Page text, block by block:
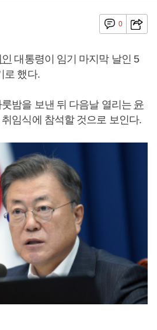
0
대통령이 임기 마지막 날인 5
로 했다.
밤을 보낸 뒤 다음날 열리는 윤
임식에 참석할 것으로 보인다.